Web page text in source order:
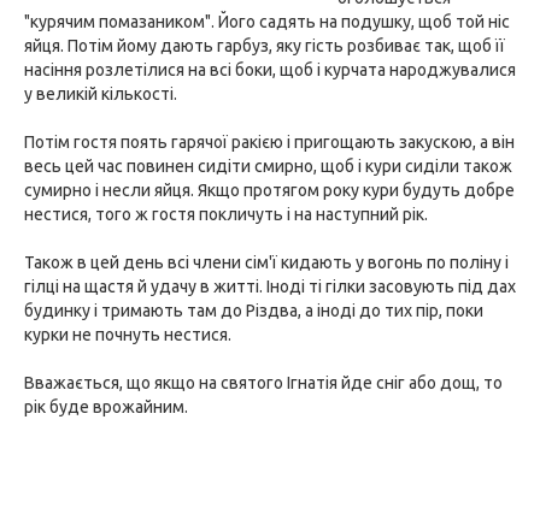
"курячим помазаником". Його садять на подушку, щоб той ніс
яйця. Потім йому дають гарбуз, яку гість розбиває так, щоб її
насіння розлетілися на всі боки, щоб і курчата народжувалися
у великій кількості.
Потім гостя поять гарячої ракією і пригощають закускою, а він
весь цей час повинен сидіти смирно, щоб і кури сиділи також
сумирно і несли яйця. Якщо протягом року кури будуть добре
нестися, того ж гостя покличуть і на наступний рік.
Також в цей день всі члени сім'ї кидають у вогонь по поліну і
гілці на щастя й удачу в житті. Іноді ті гілки засовують під дах
будинку і тримають там до Різдва, а іноді до тих пір, поки
курки не почнуть нестися.
Вважається, що якщо на святого Ігнатія йде сніг або дощ, то
рік буде врожайним.